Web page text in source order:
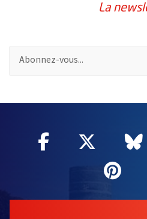
La
Facebook
, Ouvre une
Twitter
,
,